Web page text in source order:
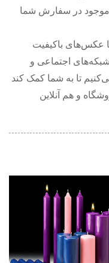
در سفارش شما
عکس‌های باکیفیت
اجتماعی و
تا به شما کمک کند
و هم آنلاین